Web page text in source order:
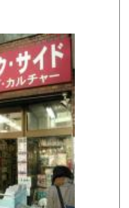
長崎県
大分県
鹿児島県